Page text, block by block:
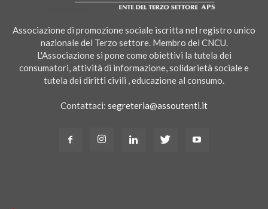
Associazione di promozione sociale iscritta nel registro unico
nazionale del Terzo settore. Membro del CNCU.
L'Associazione si pone come obiettivi la tutela dei
consumatori, attività di informazione, solidarietà sociale e
tutela dei diritti civili , educazione al consumo.
Contattaci: segreteria@assoutenti.it